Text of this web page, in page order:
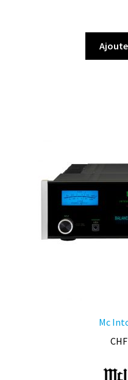
Mc
CHF